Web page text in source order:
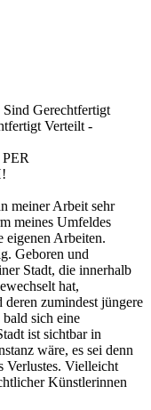
Gerechtfertigt
Verteilt -
meiner Arbeit sehr
meines Umfeldes
eigenen Arbeiten.
Geboren und
Stadt, die innerhalb
hat,
zumindest jüngere
sich eine
ist sichtbar in
wäre, es sei denn
Verlustes. Vielleicht
Künstlerinnen